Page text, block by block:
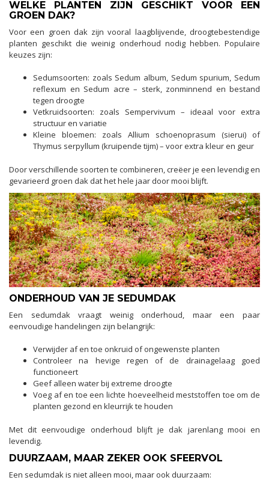
WELKE PLANTEN ZIJN GESCHIKT VOOR EEN
GROEN DAK?
Voor een groen dak zijn vooral laagblijvende, droogtebestendige
planten geschikt die weinig onderhoud nodig hebben. Populaire
keuzes zijn:
Sedumsoorten: zoals Sedum album, Sedum spurium, Sedum
reflexum en Sedum acre – sterk, zonminnend en bestand
tegen droogte
Vetkruidsoorten: zoals Sempervivum – ideaal voor extra
structuur en variatie
Kleine bloemen: zoals Allium schoenoprasum (sierui) of
Thymus serpyllum (kruipende tijm) – voor extra kleur en geur
Door verschillende soorten te combineren, creëer je een levendig en
gevarieerd groen dak dat het hele jaar door mooi blijft.
ONDERHOUD VAN JE SEDUMDAK
Een sedumdak vraagt weinig onderhoud, maar een paar
eenvoudige handelingen zijn belangrijk:
Verwijder af en toe onkruid of ongewenste planten
Controleer na hevige regen of de drainagelaag goed
functioneert
Geef alleen water bij extreme droogte
Voeg af en toe een lichte hoeveelheid meststoffen toe om de
planten gezond en kleurrijk te houden
Met dit eenvoudige onderhoud blijft je dak jarenlang mooi en
levendig.
DUURZAAM, MAAR ZEKER OOK SFEERVOL
Een sedumdak is niet alleen mooi, maar ook duurzaam: